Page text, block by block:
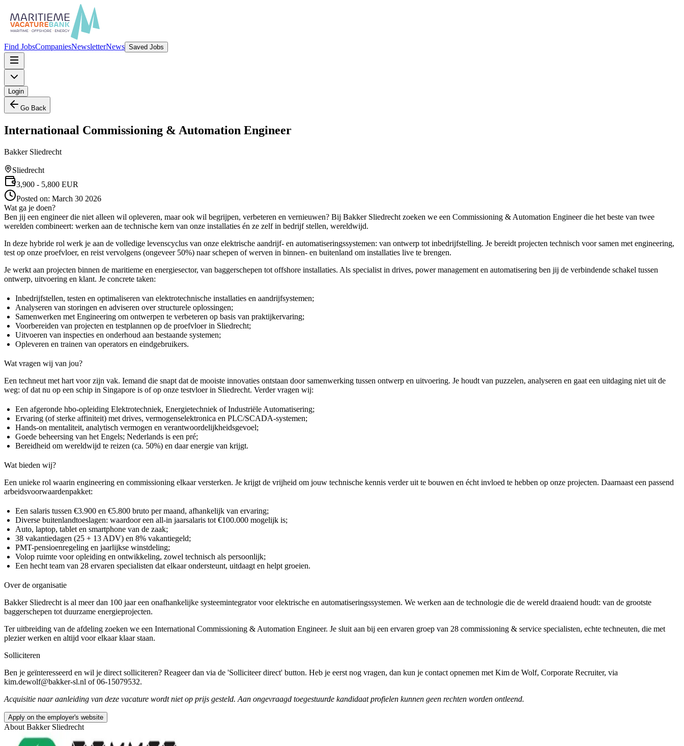
Find JobsCompaniesNewsletterNews Saved Jobs
Login
Go Back
Internationaal Commissioning & Automation Engineer
Bakker Sliedrecht
Sliedrecht
3,900 - 5,800 EUR
Posted on: March 30 2026
Wat ga je doen?
Ben jij een engineer die niet alleen wil opleveren, maar ook wil begrijpen, verbeteren en vernieuwen? Bij Bakker Sliedrecht zoeken we een Commissioning & Automation Engineer die het beste van twee
werelden combineert: werken aan de technische kern van onze installaties én ze zelf in bedrijf stellen, wereldwijd.
In deze hybride rol werk je aan de volledige levenscyclus van onze elektrische aandrijf- en automatiseringssystemen: van ontwerp tot inbedrijfstelling. Je bereidt projecten technisch voor samen met engineering,
test op onze proefvloer, en reist vervolgens (ongeveer 50%) naar schepen of werven in binnen- en buitenland om installaties live te brengen.
Je werkt aan projecten binnen de maritieme en energiesector, van baggerschepen tot offshore installaties. Als specialist in drives, power management en automatisering ben jij de verbindende schakel tussen
ontwerp, uitvoering en klant. Je concrete taken:
Inbedrijfstellen, testen en optimaliseren van elektrotechnische installaties en aandrijfsystemen;
Analyseren van storingen en adviseren over structurele oplossingen;
Samenwerken met Engineering om ontwerpen te verbeteren op basis van praktijkervaring;
Voorbereiden van projecten en testplannen op de proefvloer in Sliedrecht;
Uitvoeren van inspecties en onderhoud aan bestaande systemen;
Opleveren en trainen van operators en eindgebruikers.
Wat vragen wij van jou?
Een techneut met hart voor zijn vak. Iemand die snapt dat de mooiste innovaties ontstaan door samenwerking tussen ontwerp en uitvoering. Je houdt van puzzelen, analyseren en gaat een uitdaging niet uit de
weg: of dat nu op een schip in Singapore is of op onze testvloer in Sliedrecht. Verder vragen wij:
Een afgeronde hbo-opleiding Elektrotechniek, Energietechniek of Industriële Automatisering;
Ervaring (of sterke affiniteit) met drives, vermogenselektronica en PLC/SCADA-systemen;
Hands-on mentaliteit, analytisch vermogen en verantwoordelijkheidsgevoel;
Goede beheersing van het Engels; Nederlands is een pré;
Bereidheid om wereldwijd te reizen (ca. 50%) en daar energie van krijgt.
Wat bieden wij?
Een unieke rol waarin engineering en commissioning elkaar versterken. Je krijgt de vrijheid om jouw technische kennis verder uit te bouwen en écht invloed te hebben op onze projecten. Daarnaast een passend
arbeidsvoorwaardenpakket:
Een salaris tussen €3.900 en €5.800 bruto per maand, afhankelijk van ervaring;
Diverse buitenlandtoeslagen: waardoor een all-in jaarsalaris tot €100.000 mogelijk is;
Auto, laptop, tablet en smartphone van de zaak;
38 vakantiedagen (25 + 13 ADV) en 8% vakantiegeld;
PMT-pensioenregeling en jaarlijkse winstdeling;
Volop ruimte voor opleiding en ontwikkeling, zowel technisch als persoonlijk;
Een hecht team van 28 ervaren specialisten dat elkaar ondersteunt, uitdaagt en helpt groeien.
Over de organisatie
Bakker Sliedrecht is al meer dan 100 jaar een onafhankelijke systeemintegrator voor elektrische en automatiseringssystemen. We werken aan de technologie die de wereld draaiend houdt: van de grootste
baggerschepen tot duurzame energieprojecten.
Ter uitbreiding van de afdeling zoeken we een International Commissioning & Automation Engineer. Je sluit aan bij een ervaren groep van 28 commissioning & service specialisten, echte techneuten, die met
plezier werken en altijd voor elkaar klaar staan.
Solliciteren
Ben je geïnteresseerd en wil je direct solliciteren? Reageer dan via de 'Solliciteer direct' button. Heb je eerst nog vragen, dan kun je contact opnemen met Kim de Wolf, Corporate Recruiter, via
kim.dewolf@bakker-sl.nl of 06-15079532.
Acquisitie naar aanleiding van deze vacature wordt niet op prijs gesteld. Aan ongevraagd toegestuurde kandidaat profielen kunnen geen rechten worden ontleend.
Apply on the employer's website
About Bakker Sliedrecht